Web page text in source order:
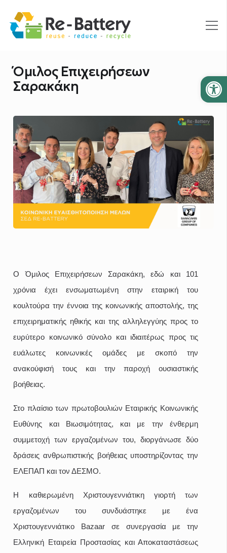
Όμιλος Επιχειρήσεων
Σαρακάκη
Ο Όμιλος Επιχειρήσεων Σαρακάκη, εδώ και 101
χρόνια έχει ενσωματωμένη στην εταιρική του
κουλτούρα την έννοια της κοινωνικής αποστολής, της
επιχειρηματικής ηθικής και της αλληλεγγύης προς το
ευρύτερο κοινωνικό σύνολο και ιδιαιτέρως προς τις
ευάλωτες κοινωνικές ομάδες με σκοπό την
ανακούφισή τους και την παροχή ουσιαστικής
βοήθειας.
Στο πλαίσιο των πρωτοβουλιών Εταιρικής Κοινωνικής
Ευθύνης και Βιωσιμότητας, και με την ένθερμη
συμμετοχή των εργαζομένων του, διοργάνωσε δύο
δράσεις ανθρωπιστικής βοήθειας υποστηρίζοντας την
ΕΛΕΠΑΠ και τον ΔΕΣΜΟ.
Η καθιερωμένη Χριστουγεννιάτικη γιορτή των
εργαζομένων του συνδυάστηκε με ένα
Χριστουγεννιάτικο Bazaar σε συνεργασία με την
Ελληνική Εταιρεία Προστασίας και Αποκαταστάσεως